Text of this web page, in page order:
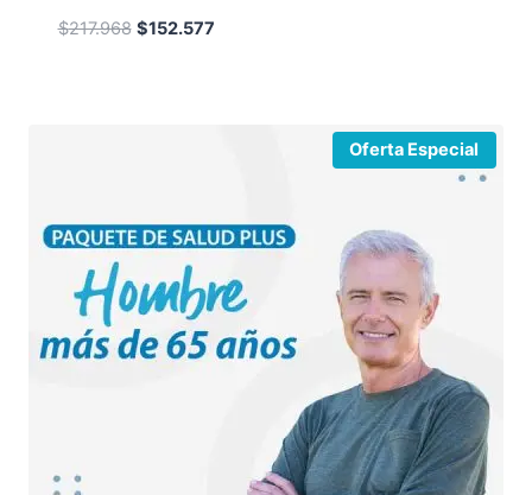
$217.968 $152.577
Oferta Especial